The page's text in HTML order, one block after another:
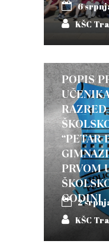
6
KŠC
POPIS
“PETAR
PRVOM
GODINI
2
KŠC